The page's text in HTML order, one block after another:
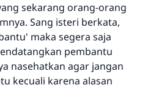
sekarang orang-orang
Sang isteri berkata,
maka segera saja
pembantu
nasehatkan agar jangan
kecuali karena alasan
no. 110845